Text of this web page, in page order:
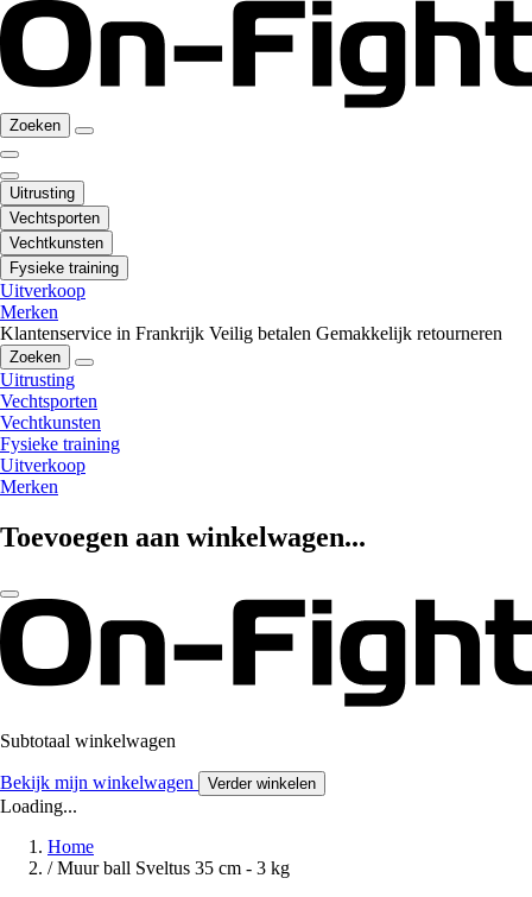
Zoeken
Uitrusting
Vechtsporten
Vechtkunsten
Fysieke training
Uitverkoop
Merken
Klantenservice in Frankrijk Veilig betalen Gemakkelijk retourneren
Zoeken
Uitrusting
Vechtsporten
Vechtkunsten
Fysieke training
Uitverkoop
Merken
Toevoegen aan winkelwagen...
Subtotaal winkelwagen
Bekijk mijn winkelwagen Verder winkelen
Loading...
Home
/ Muur ball Sveltus 35 cm - 3 kg